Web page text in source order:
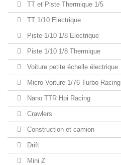
TT et Piste Thermique 1/5
TT 1/10 Electrique
Piste 1/10 1/8 Electrique
Piste 1/10 1/8 Thermique
Voiture petite échelle électrique
Micro Voiture 1/76 Turbo Racing
Nano TTR Hpi Racing
Crawlers
Construction et camion
Drift
Mini Z